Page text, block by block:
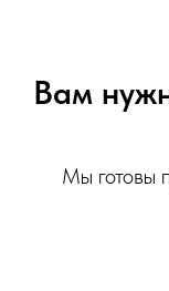
Вам
Мы готовы